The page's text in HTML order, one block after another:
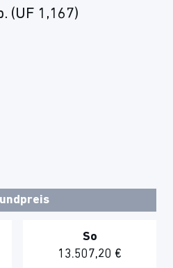
(UF 1,167)
So
13.507,20 €